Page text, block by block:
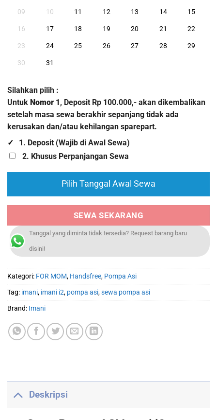
09 10 11 12 13 14 15
16 17 18 19 20 21 22
23 24 25 26 27 28 29
30 31
Silahkan pilih :
Untuk Nomor 1, Deposit Rp 100.000,- akan dikembalikan
setelah masa sewa berakhir sepanjang tidak ada
kerusakan dan/atau kehilangan sparepart.
1. Deposit (Wajib di Awal Sewa)
2. Khusus Perpanjangan Sewa
Pilih Tanggal Awal Sewa
SEWA SEKARANG
Tanggal yang diminta tidak tersedia? Request barang baru
disini!
Kategori: FOR MOM, Handsfree, Pompa Asi
Tag: imani, imani i2, pompa asi,sewa pompa asi
Brand: Imani
Deskripsi